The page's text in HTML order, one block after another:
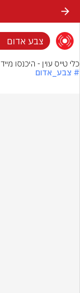
צבע אדום
כלי טייס עוין - היכנסו
# צבע_אדום